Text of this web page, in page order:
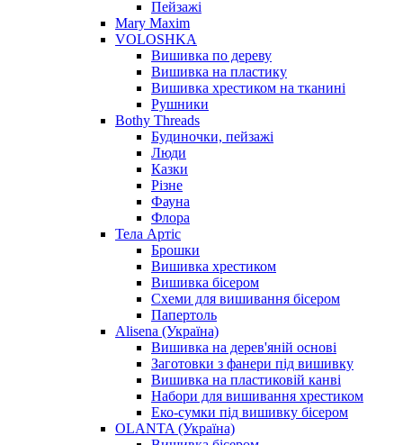
Пейзажі
Mary Maxim
VOLOSHKA
Вишивка по дереву
Вишивка на пластику
Вишивка хрестиком на тканині
Рушники
Bothy Threads
Будиночки, пейзажі
Люди
Казки
Різне
Фауна
Флора
Тела Артіс
Брошки
Вишивка хрестиком
Вишивка бісером
Схеми для вишивання бісером
Папертоль
Alisena (Україна)
Вишивка на дерев'яній основі
Заготовки з фанери під вишивку
Вишивка на пластиковій канві
Набори для вишивання хрестиком
Еко-сумки під вишивку бісером
OLANTA (Україна)